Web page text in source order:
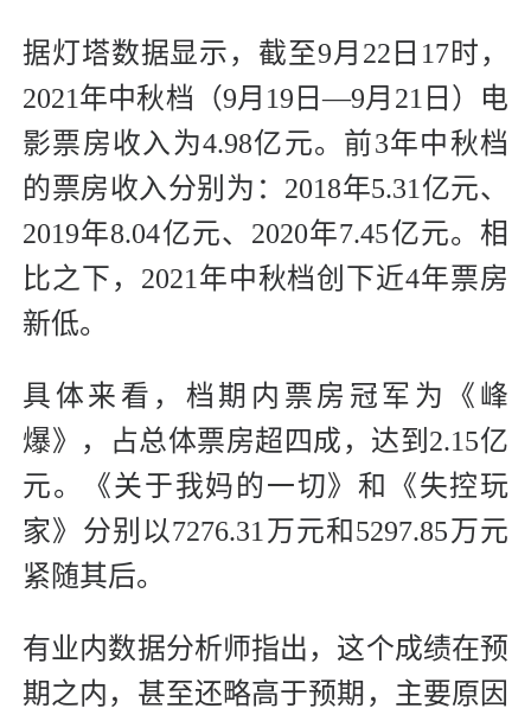
据灯塔数据显示，截至9月22日17时，
2021年中秋档（9月19日—9月21日）电
影票房收入为4.98亿元。前3年中秋档
的票房收入分别为：2018年5.31亿元、
2019年8.04亿元、2020年7.45亿元。相
比之下，2021年中秋档创下近4年票房
新低。
具体来看，档期内票房冠军为《峰
爆》，占总体票房超四成，达到2.15亿
元。《关于我妈的一切》和《失控玩
家》分别以7276.31万元和5297.85万元
紧随其后。
有业内数据分析师指出，这个成绩在预
期之内，甚至还略高于预期，主要原因